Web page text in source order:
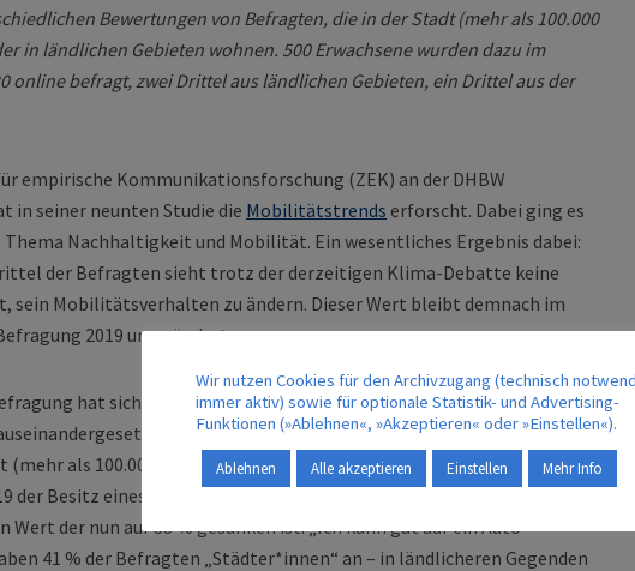
Bewertungen von Befragten, die in der Stadt (mehr als 100.000
in ländlichen Gebieten wohnen. 500 Erwachsene wurden dazu im
online befragt, zwei Drittel aus ländlichen Gebieten, ein Drittel aus der
empirische Kommunikationsforschung (ZEK) an der DHBW
in seiner neunten Studie die Mobilitätstrends erforscht. Dabei ging es
Thema Nachhaltigkeit und Mobilität. Ein wesentliches Ergebnis dabei:
der Befragten sieht trotz der derzeitigen Klima-Debatte keine
sein Mobilitätsverhalten zu ändern. Dieser Wert bleibt demnach im
2019 unverändert.
hat sich mit dem Verhältnis der Befragten zu ihrem Auto und
Und dabei einen Fokus gelegt auf die Unterschiede
(mehr als 100.000 Einwohner) und Land. Interessant ist, dass bei der
der Besitz eines Autos für 40 % der die Befragten aus den Städten noch
Wert der nun auf 33 % gesunken ist. „Ich kann gut auf ein Auto
41 % der Befragten „Städter*innen“ an – in ländlicheren Gegenden
Wir nutzen Cookies für den Archivzugang (technisch
immer aktiv) sowie für optionale Statistik- und Advertising-
Funktionen (»Ablehnen«, »Akzeptieren« oder »Einstellen«).
Ablehnen Alle akzeptieren Einstellen Mehr Info